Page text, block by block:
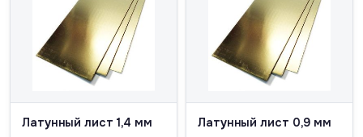
Латунный лист 1,4 мм Латунный лист 0,9 мм